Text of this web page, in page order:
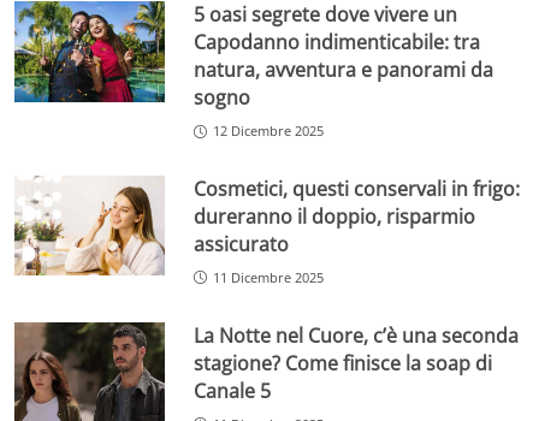
5 oasi segrete dove vivere un
Capodanno indimenticabile: tra
natura, avventura e panorami da
sogno
12 Dicembre 2025
Cosmetici, questi conservali in frigo:
dureranno il doppio, risparmio
assicurato
11 Dicembre 2025
La Notte nel Cuore, c’è una seconda
stagione? Come finisce la soap di
Canale 5